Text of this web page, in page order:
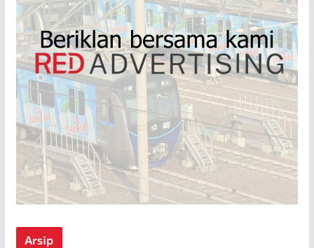
Arsip